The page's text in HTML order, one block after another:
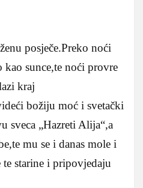
posječe.Preko noći
sunce,te noći provre
kraj
božiju moć i svetački
sveca „Hazreti Alija“,a
mu se i danas mole i
te starine i pripovjedaju